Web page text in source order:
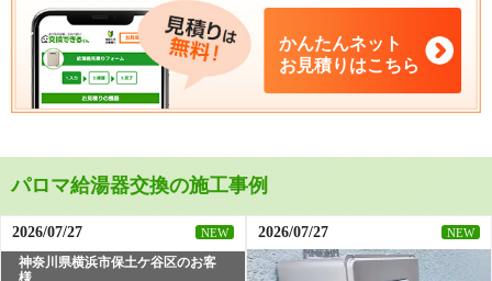
かんたんネット
お見積りはこちら
パロマ給湯器交換の施工事例
2026/07/27 NEW 2026/07/27 NEW